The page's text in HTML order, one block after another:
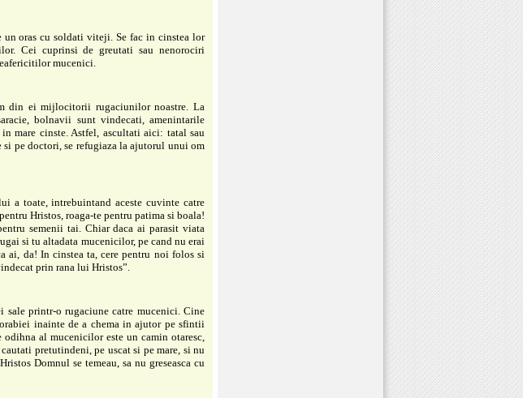
un oras cu soldati viteji. Se fac in cinstea lor
Cei cuprinsi de greutati sau nenorociri
mucenici.
din ei mijlocitorii rugaciunilor noastre. La
bolnavii sunt vindecati, amenintarile
mare cinste. Astfel, ascultati aici: tatal sau
pe doctori, se refugiaza la ajutorul unui om
a toate, intrebuintand aceste cuvinte catre
Hristos, roaga-te pentru patima si boala!
semenii tai. Chiar daca ai parasit viata
si tu altadata mucenicilor, pe cand nu erai
ai, da! In cinstea ta, cere pentru noi folos si
prin rana lui Hristos”.
sale printr-o rugaciune catre mucenici. Cine
inainte de a chema in ajutor pe sfintii
al mucenicilor este un camin otaresc,
pretutindeni, pe uscat si pe mare, si nu
Domnul se temeau, sa nu greseasca cu